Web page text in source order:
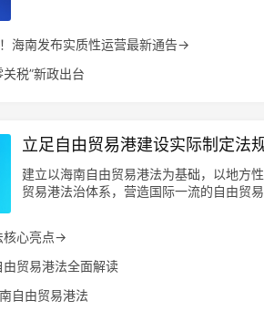
海南发布实质性运营最新通告→
税”新政出台
立足自由贸易港建设实际制定法
建立以海南自由贸易港法为基础，以地方
贸易港法治体系，营造国际一流的自由贸
核心亮点→
贸易港法全面解读
自由贸易港法